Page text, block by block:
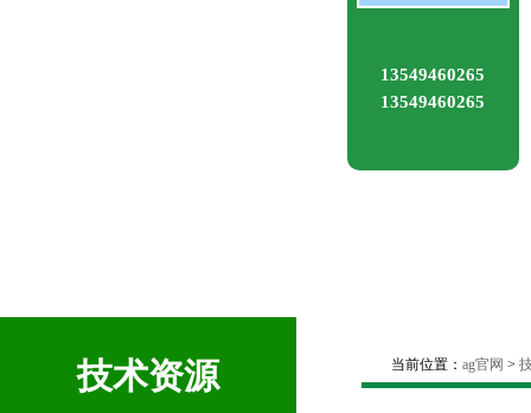
技术资源 当前位置： ag官网 >
13549460265
13549460265